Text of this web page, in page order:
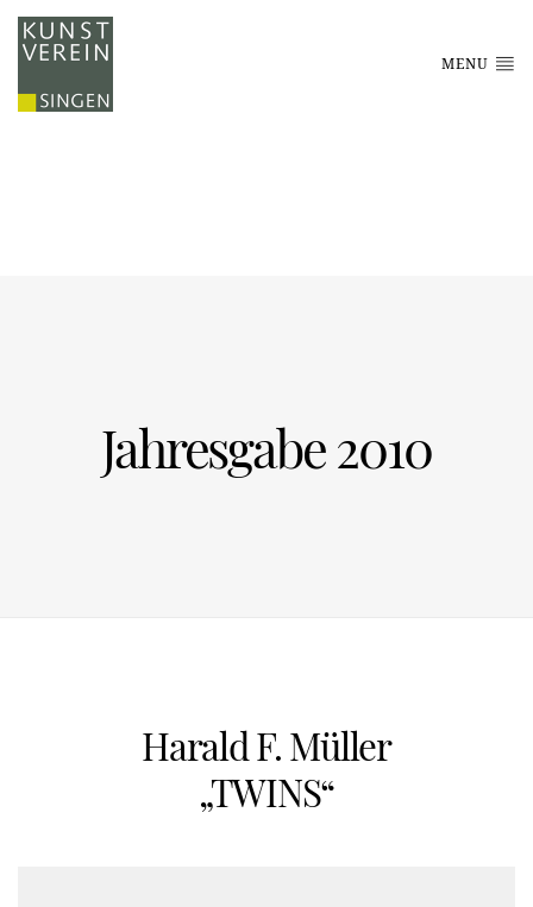
MENU
Jahresgabe 2010
Harald F. Müller
„TWINS“